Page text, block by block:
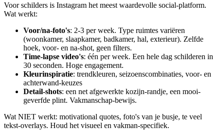
Voor schilders is Instagram het meest waardevolle social-platform.
Wat werkt:
Voor/na-foto's: 2-3 per week. Type ruimtes variëren
(woonkamer, slaapkamer, badkamer, hal, exterieur). Zelfde
hoek, voor- en na-shot, geen filters.
Time-lapse video's: één per week. Een hele dag schilderen in
30 seconden. Hoge engagement.
Kleurinspiratie: trendkleuren, seizoenscombinaties, voor- en
achterwand-keuzes
Detail-shots: een net afgewerkte kozijn-randje, een mooi-
geverfde plint. Vakmanschap-bewijs.
Wat NIET werkt: motivational quotes, foto's van je busje, te veel
tekst-overlays. Houd het visueel en vakman-specifiek.